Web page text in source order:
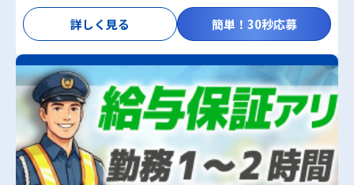
詳しく見る 簡単！30秒応募